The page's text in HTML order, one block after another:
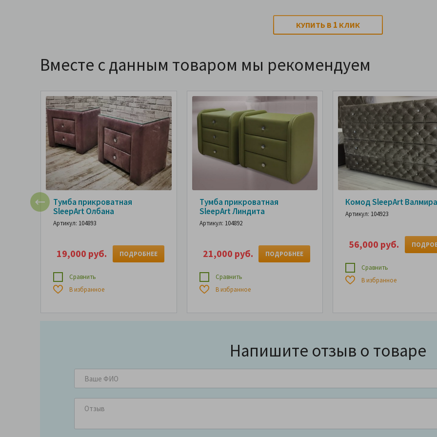
КУПИТЬ В 1 КЛИК
Вместе с данным товаром мы рекомендуем
Тумба прикроватная
SleepArt Олбана
Артикул: 104893
19,000 руб. ПОДРОБНЕЕ
Сравнить
В избранное
Тумба прикроватная
SleepArt Линдита
Артикул: 104892
21,000 руб. ПОДРОБНЕЕ
Сравнить
В избранное
Комод SleepArt Валмира
Артикул: 104923
56,000 руб.
Сравнить
В избранное
Напишите отзыв о товаре